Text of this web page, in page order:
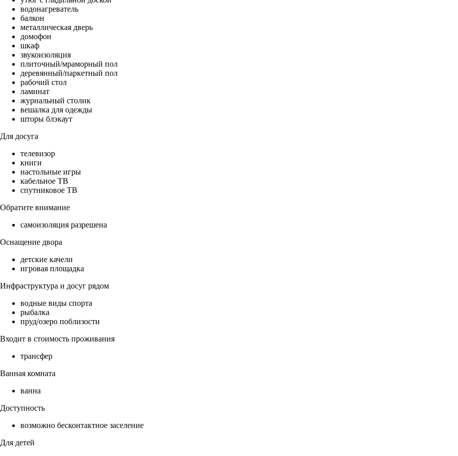
водонагреватель
балкон
металлическая дверь
домофон
шкаф
звукоизоляция
плиточный/мраморный пол
деревянный/паркетный пол
рабочий стол
ламинат
журнальный столик
вешалка для одежды
шторы блэкаут
Для досуга
телевизор
книги
настольные игры
кабельное ТВ
спутниковое ТВ
Обратите внимание
самоизоляция разрешена
Оснащение двора
детские качели
игровая площадка
Инфраструктура и досуг рядом
водные виды спорта
рыбалка
пруд/озеро поблизости
Входит в стоимость проживания
трансфер
Ванная комната
ванна
Доступность
возможно бесконтактное заселение
Для детей